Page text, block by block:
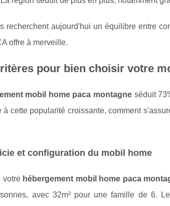
recherchent aujourd'hui un équilibre entre
offre à merveille.
pour bien choisir votre
mobil home paca montagne séduit
à cette popularité croissante, comment
et configuration du mobil home
votre hébergement mobil home paca
avec 32m² pour une famille de 6.